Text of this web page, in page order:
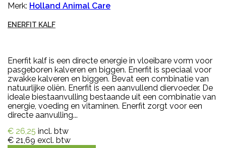
Merk: Holland Animal Care
ENERFIT KALF
Enerfit kalf is een directe energie in vloeibare vorm voor
pasgeboren kalveren en biggen. Enerfit is speciaal voor
zwakke kalveren en biggen. Bevat een combinatie van
natuurlijke oliën. Enerfit is een aanvullend diervoeder. De
ideale biestaanvulling bestaande uit een combinatie van
energie, voeding en vitaminen. Enerfit zorgt voor een
directe aanvulling...
€ 26,25 incl. btw
€ 21,69 excl. btw